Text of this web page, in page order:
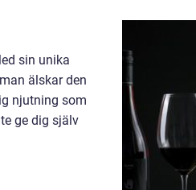
sin unika
älskar den
njutning som
ge dig själv